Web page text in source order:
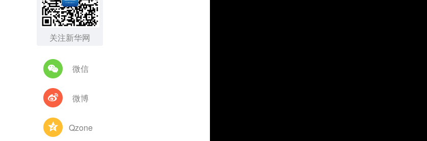
关注新华网
微信
微博
Qzone